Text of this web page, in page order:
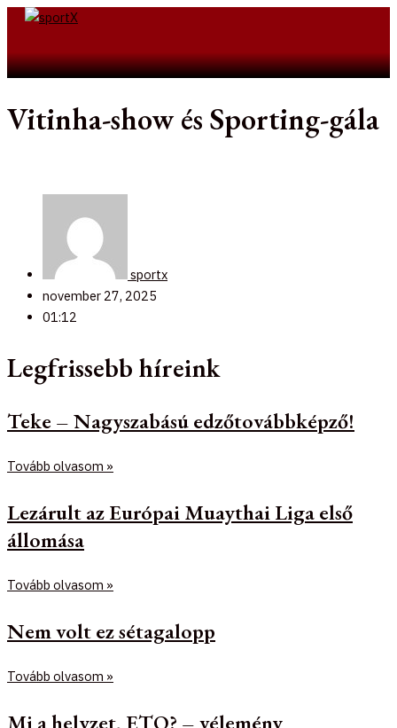
Skip
Vitinha-show és Sporting-gála
sportx
november 27, 2025
01:12
Legfrissebb híreink
Teke – Nagyszabású edzőtovábbképző!
Tovább olvasom »
Lezárult az Európai Muaythai Liga első
állomása
Tovább olvasom »
Nem volt ez sétagalopp
Tovább olvasom »
Mi a helyzet, ETO? – vélemény